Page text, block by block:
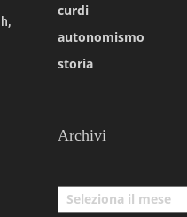
curdi
autonomismo
storia
Archivi
Archivi